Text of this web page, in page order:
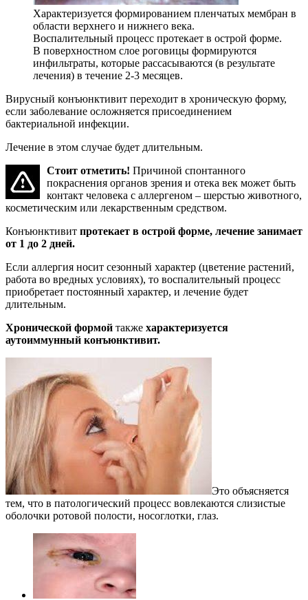
Характеризуется формированием пленчатых мембран в
области верхнего и нижнего века.
Воспалительный процесс протекает в острой форме.
В поверхностном слое роговицы формируются
инфильтраты, которые рассасываются (в результате
лечения) в течение 2-3 месяцев.
Вирусный конъюнктивит переходит в хроническую форму,
если заболевание осложняется присоединением
бактериальной инфекции.
Лечение в этом случае будет длительным.
Стоит отметить! Причиной спонтанного
покраснения органов зрения и отека век может быть
контакт человека с аллергеном – шерстью животного,
косметическим или лекарственным средством.
Конъюнктивит протекает в острой форме, лечение занимает
от 1 до 2 дней.
Если аллергия носит сезонный характер (цветение растений,
работа во вредных условиях), то воспалительный процесс
приобретает постоянный характер, и лечение будет
длительным.
Хронической формой также характеризуется
аутоиммунный конъюнктивит.
Это объясняется
тем, что в патологический процесс вовлекаются слизистые
оболочки ротовой полости, носоглотки, глаз.